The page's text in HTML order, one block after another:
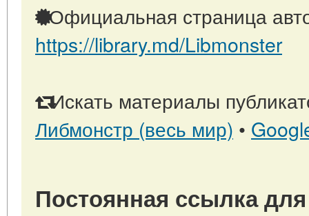
Официальная страница
https://library.md/Libmonster
Искать материалы
Либмонстр (весь мир) •
Постоянная ссылка